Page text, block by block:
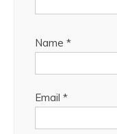
Name *
Email *